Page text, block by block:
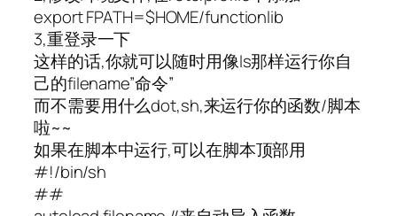
export FPATH=$HOME/functionlib
3,重登录一下
这样的话,你就可以随时用像ls那样运行你自
己的filename”命令”
而不需要用什么dot,sh,来运行你的函数/脚本
啦~~
如果在脚本中运行,可以在脚本顶部用
#!/bin/sh
##